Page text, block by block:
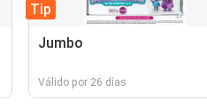
Tip
Jumbo
Válido por 26 días